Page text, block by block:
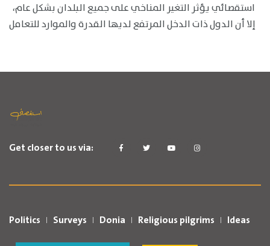
إلا أن الدول ذات الدخل المرتفع لديها القدرة والموارد للتعامل
Get closer to us via:
Politics Surveys Donia Religious pilgrims Ideas